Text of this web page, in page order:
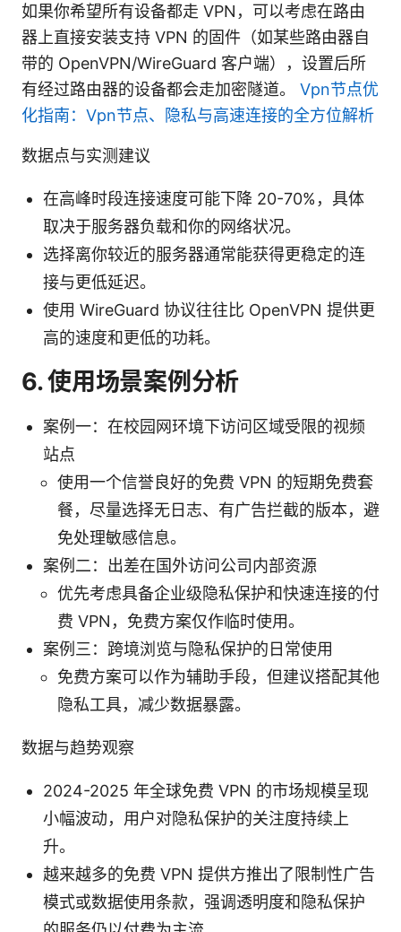
如果你希望所有设备都走 VPN，可以考虑在路由
器上直接安装支持 VPN 的固件（如某些路由器自
带的 OpenVPN/WireGuard 客户端），设置后所
有经过路由器的设备都会走加密隧道。 Vpn节点优
化指南：Vpn节点、隐私与高速连接的全方位解析
数据点与实测建议
在高峰时段连接速度可能下降 20-70%，具体
取决于服务器负载和你的网络状况。
选择离你较近的服务器通常能获得更稳定的连
接与更低延迟。
使用 WireGuard 协议往往比 OpenVPN 提供更
高的速度和更低的功耗。
6. 使用场景案例分析
案例一：在校园网环境下访问区域受限的视频
站点
使用一个信誉良好的免费 VPN 的短期免费套
餐，尽量选择无日志、有广告拦截的版本，避
免处理敏感信息。
案例二：出差在国外访问公司内部资源
优先考虑具备企业级隐私保护和快速连接的付
费 VPN，免费方案仅作临时使用。
案例三：跨境浏览与隐私保护的日常使用
免费方案可以作为辅助手段，但建议搭配其他
隐私工具，减少数据暴露。
数据与趋势观察
2024-2025 年全球免费 VPN 的市场规模呈现
小幅波动，用户对隐私保护的关注度持续上
升。
越来越多的免费 VPN 提供方推出了限制性广告
模式或数据使用条款，强调透明度和隐私保护